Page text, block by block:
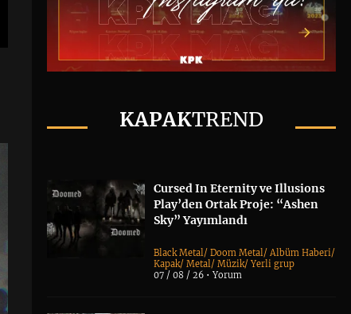
KAPAKTREND
Cursed In Eternity ve Illusions
Play’den Ortak Proje: “Ashen
Sky” Yayımlandı
Black Metal/Doom Metal/Albüm Haberi/
Kapak/Metal/Müzik/Yerli grup
07 / 08 / 26 •Yorum